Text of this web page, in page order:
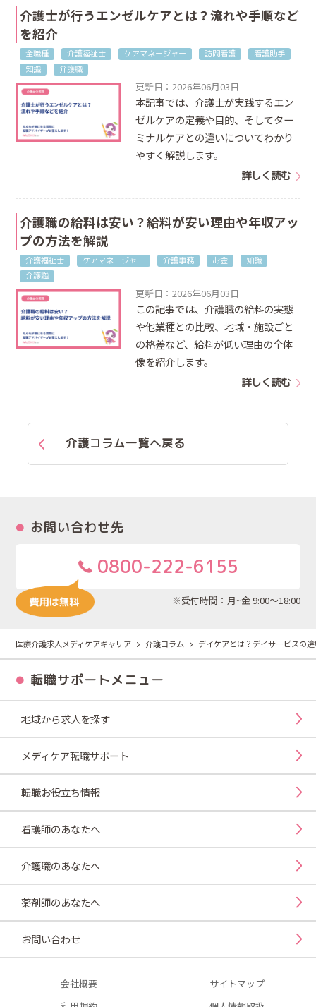
介護士が行うエンゼルケアとは？流れや手順など
を紹介
全職種 介護福祉士 ケアマネージャー 訪問看護
看護助手
知識
介護職
更新日：2026年06月03日
本記事では、介護士が実践するエン
ゼルケアの定義や目的、そしてター
ミナルケアとの違いについてわかり
やすく解説します。
詳しく読む
介護職の給料は安い？給料が安い理由や年収アッ
プの方法を解説
介護福祉士 ケアマネージャー 介護事務 お金
知識
介護職
更新日：2026年06月03日
この記事では、介護職の給料の実態
や他業種との比較、地域・施設ごと
の格差など、給料が低い理由の全体
像を紹介します。
詳しく読む
介護コラム一覧へ戻る
お問い合わせ先
0800-222-6155
※受付時間：月~金 9:00～18:00
医療介護求人メディケアキャリア 介護コラム デイケアとは？デイサービスの
転職サポートメニュー
地域から求人を探す
メディケア転職サポート
転職お役立ち情報
看護師のあなたへ
介護職のあなたへ
薬剤師のあなたへ
お問い合わせ
会社概要
サイトマップ